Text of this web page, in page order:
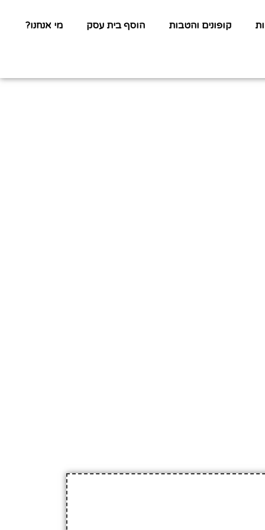
קופונים והטבות הוסף בית עסק מי אנחנו?